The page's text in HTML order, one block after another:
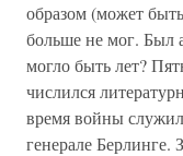
образом (может
больше не мог. Был
могло быть лет?
числился
время войны
генерале Берлинге.